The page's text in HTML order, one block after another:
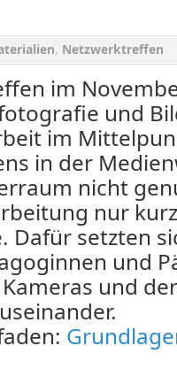
, Netzwerktreffen
im
und
im
in der
nicht
nur
Dafür setzten
und
und der